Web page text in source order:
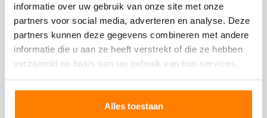
informatie over uw gebruik van onze site met onze
partners voor social media, adverteren en analyse. Deze
partners kunnen deze gegevens combineren met andere
informatie die u aan ze heeft verstrekt of die ze hebben
verzameld op basis van uw gebruik van hun services.
Alles toestaan